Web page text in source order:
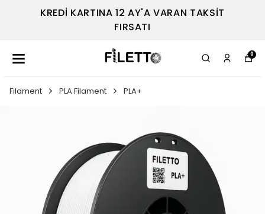
KREDİ KARTINA 12 AY'A VARAN TAKSİT
FIRSATI
0
Filament PLA Filament PLA+